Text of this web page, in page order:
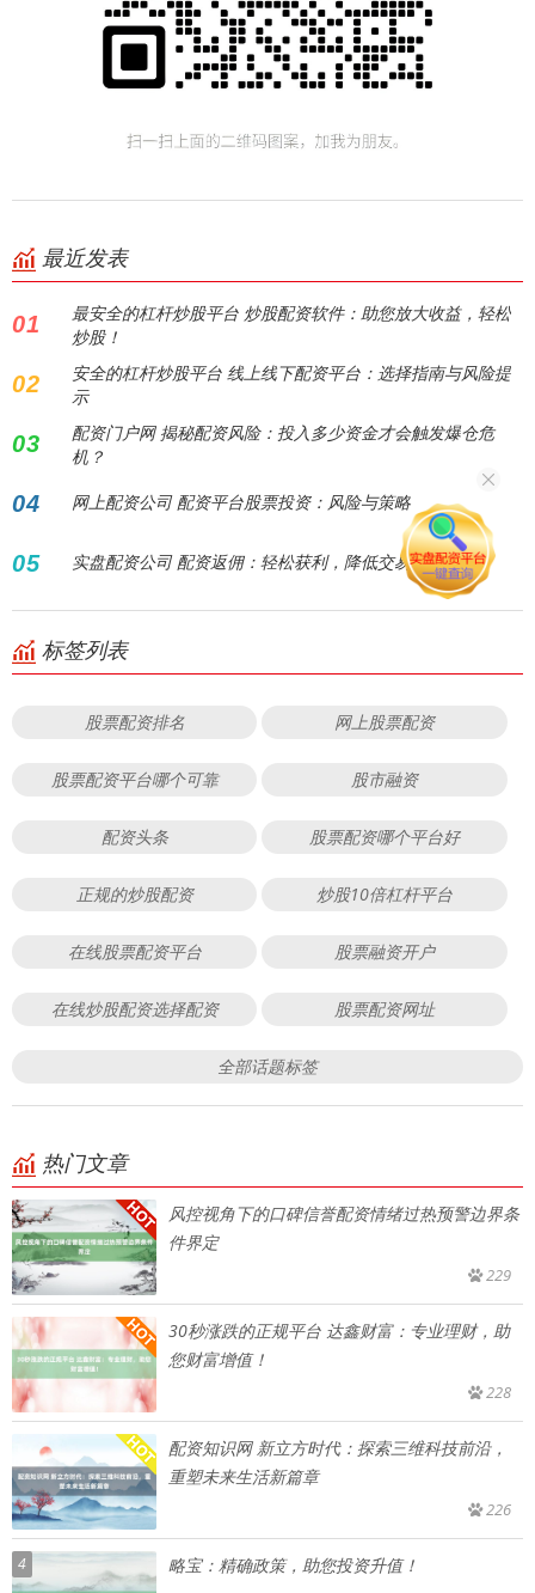
最近发表
01
最安全的杠杆炒股平台 炒股配资软件：助您放大收益，轻松
炒股！
02
安全的杠杆炒股平台 线上线下配资平台：选择指南与风险提
示
03
配资门户网 揭秘配资风险：投入多少资金才会触发爆仓危
机？
04 网上配资公司 配资平台股票投资：风险与策略
05 实盘配资公司 配资返佣：轻松获利，降低交易成本！
标签列表
股票配资排名 网上股票配资
股票配资平台哪个可靠 股市融资
配资头条 股票配资哪个平台好
正规的炒股配资 炒股10倍杠杆平台
在线股票配资平台 股票融资开户
在线炒股配资选择配资 股票配资网址
全部话题标签
热门文章
风控视角下的口碑信誉配资情绪过热预警边界条
件界定
229
30秒涨跌的正规平台 达鑫财富：专业理财，助
您财富增值！
228
配资知识网 新立方时代：探索三维科技前沿，
重塑未来生活新篇章
226
4 略宝：精确政策，助您投资升值！